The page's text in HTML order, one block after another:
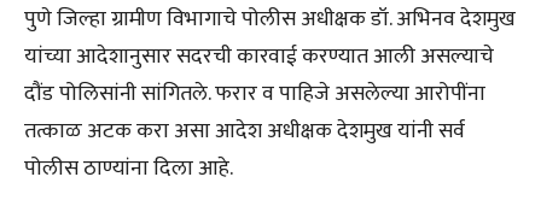
पुणे जिल्हा ग्रामीण विभागाचे पोलीस अधीक्षक डॉ. अभिनव देशमुख
यांच्या आदेशानुसार सदरची कारवाई करण्यात आली असल्याचे
दौंड पोलिसांनी सांगितले. फरार व पाहिजे असलेल्या आरोपींना
तत्काळ अटक करा असा आदेश अधीक्षक देशमुख यांनी सर्व
पोलीस ठाण्यांना दिला आहे.